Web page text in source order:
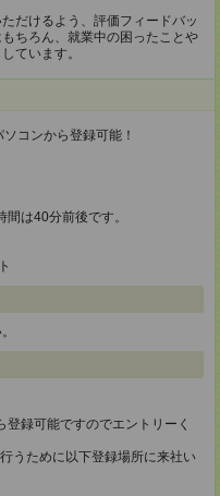
だけるよう、評価フィードバッ
ちろん、就業中の困ったことや
ています。
コンから登録可能！
は40分前後です。
録可能ですのでエントリーく
ために以下登録場所に来社い